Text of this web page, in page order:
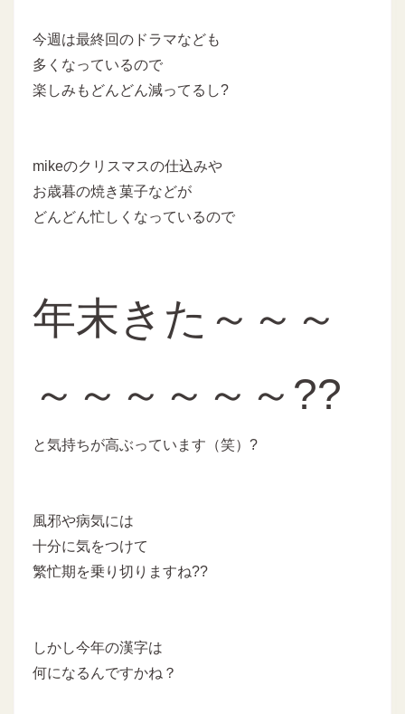
今週は最終回のドラマなども
多くなっているので
楽しみもどんどん減ってるし?
mikeのクリスマスの仕込みや
お歳暮の焼き菓子などが
どんどん忙しくなっているので
年末きた～～～
～～～～～～??
と気持ちが高ぶっています（笑）?
風邪や病気には
十分に気をつけて
繁忙期を乗り切りますね??
しかし今年の漢字は
何になるんですかね？